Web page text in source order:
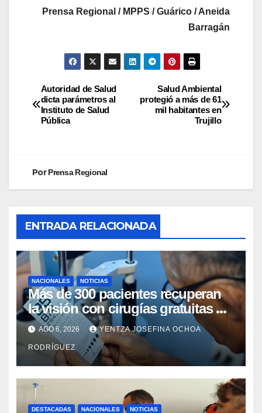
Prensa Regional / MPPS / Guárico / Aneida
Barragán
Salud Ambiental
protegió a más de 61
mil habitantes en
Trujillo
Autoridad de Salud
dicta parámetros al
Instituto de Salud
Pública
PorPrensa Regional
ENTRADA RELACIONADA
NACIONALES NOTICIAS
Más de 300 pacientes recuperan
la visión con cirugías gratuitas de
cataratas en Zulia
AGO 6, 2026 YENTZA JOSEFINA OCHOA
RODRÍGUEZ
DESTACADAS NACIONALES NOTICIAS